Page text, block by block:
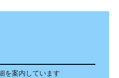
を案内しています